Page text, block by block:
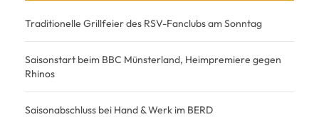
Traditionelle Grillfeier des RSV-Fanclubs am Sonntag
Saisonstart beim BBC Münsterland, Heimpremiere gegen
Rhinos
Saisonabschluss bei Hand & Werk im BERD